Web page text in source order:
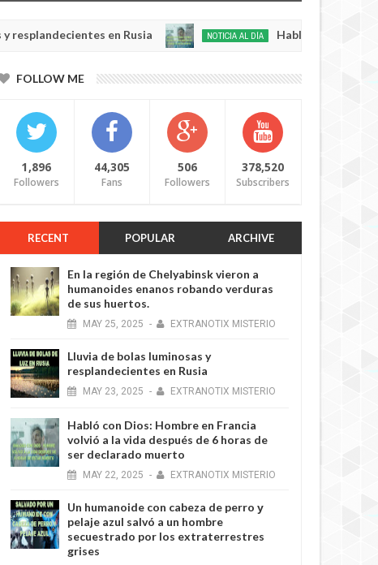
en Rusia
20250
NOTICIA AL DÍA Habló con Dios: Hombre en
FOLLOW ME
1,896
Followers
44,305
Fans
506
Followers
378,520
Subscribers
RECENT POPULAR ARCHIVE
En la región de Chelyabinsk vieron a
humanoides enanos robando verduras
de sus huertos.
MAY 25, 2025 - EXTRANOTIX MISTERIO
Lluvia de bolas luminosas y
resplandecientes en Rusia
MAY 23, 2025 - EXTRANOTIX MISTERIO
Habló con Dios: Hombre en Francia
volvió a la vida después de 6 horas de
ser declarado muerto
MAY 22, 2025 - EXTRANOTIX MISTERIO
Un humanoide con cabeza de perro у
pelaje azul salvó a un hombre
secuestrado por los extraterrestres
grises